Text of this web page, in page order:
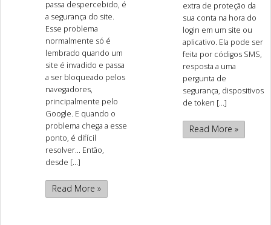
passa despercebido, é
a segurança do site.
Esse problema
normalmente só é
lembrado quando um
site é invadido e passa
a ser bloqueado pelos
navegadores,
principalmente pelo
Google. E quando o
problema chega a esse
ponto, é difícil
resolver… Então,
desde [...]
Read More »
extra de proteção da
sua conta na hora do
login em um site ou
aplicativo. Ela pode ser
feita por códigos SMS,
resposta a uma
pergunta de
segurança, dispositivos
de token [...]
Read More »